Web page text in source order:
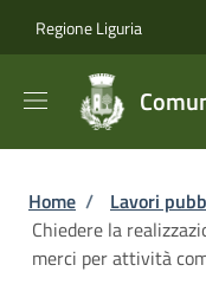
Regione Liguria
Briciole di
Home / Lavori
Chiedere la
merci per attività